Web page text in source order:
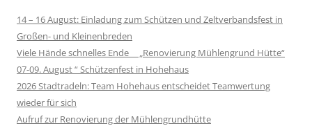
14 – 16 August: Einladung zum Schützen und Zeltverbandsfest in
Großen- und Kleinenbreden
Viele Hände schnelles Ende „Renovierung Mühlengrund Hütte“
07-09. August “ Schützenfest in Hohehaus
2026 Stadtradeln: Team Hohehaus entscheidet Teamwertung
wieder für sich
Aufruf zur Renovierung der Mühlengrundhütte